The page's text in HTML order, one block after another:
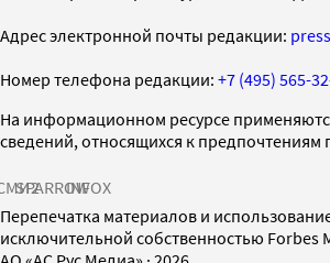
Адрес электронной почты редакции:
Номер телефона редакции: +7 (495) 565-
На информационном ресурсе
сведений, относящихся к
SPARROWINFOX
Перепечатка материалов и
исключительной собственностью Forbes